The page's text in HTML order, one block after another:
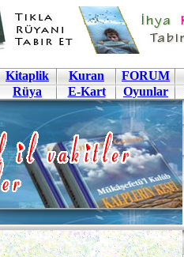
Kitaplik Kuran FORUM
Rüya E-Kart Oyunlar